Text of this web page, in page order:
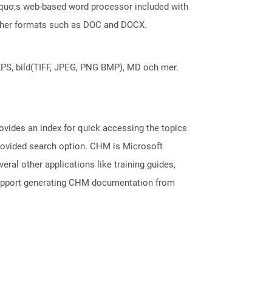
web-based word processor included with
formats such as DOC and DOCX.
bild(TIFF, JPEG, PNG BMP), MD och mer.
an index for quick accessing the topics
search option. CHM is Microsoft
other applications like training guides,
generating CHM documentation from